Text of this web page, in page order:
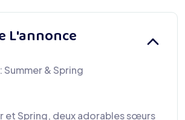
L'annonce
Summer & Spring
et Spring, deux adorables sœurs